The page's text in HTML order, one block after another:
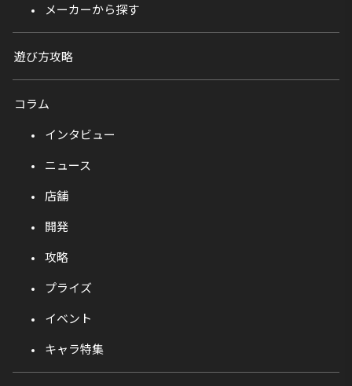
メーカーから探す
遊び方攻略
コラム
インタビュー
ニュース
店舗
開発
攻略
プライズ
イベント
キャラ特集